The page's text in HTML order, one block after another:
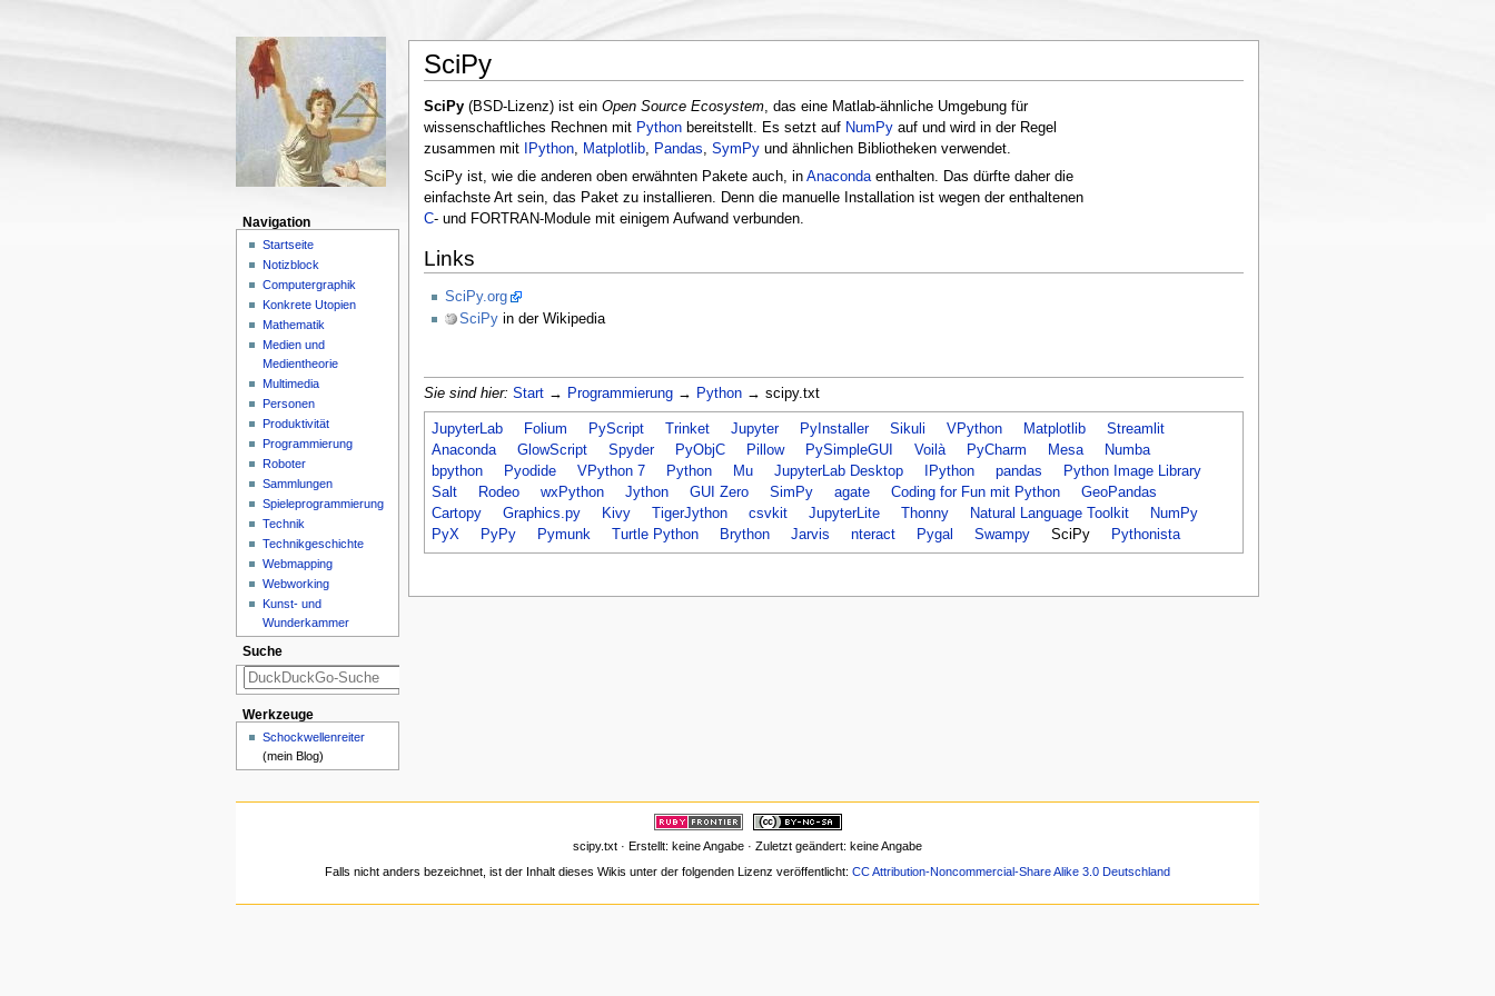
SciPy
SciPy(BSD-Lizenz) ist ein Open Source Ecosystem, das eine Matlab-ähnliche Umgebung für
wissenschaftliches Rechnen mit Pythonbereitstellt. Es setzt auf NumPyauf und wird in der Regel
zusammen mit
IPython, Matplotlib, Pandas, SymPyund ähnlichen Bibliotheken verwendet.
SciPy ist, wie die anderen oben erwähnten Pakete auch, in Anacondaenthalten. Das dürfte daher die
einfachste Art sein, das Paket zu installieren. Denn die manuelle Installation ist wegen der enthaltenen
C- und FORTRAN-Module mit einigem Aufwand verbunden.
Links
SciPy.org
SciPyin der Wikipedia
Sie sind hier: Start→ Programmierung→ Python→ scipy.txt
JupyterLab Folium PyScript Trinket Jupyter PyInstaller Sikuli VPython Matplotlib
Streamlit
Anaconda
GlowScript Spyder PyObjC Pillow PySimpleGUI Voilà PyCharm Mesa
Numba
bpython
Pyodide VPython 7 Python Mu JupyterLab Desktop IPython pandas
Python Image Library
Salt
Rodeo wxPython Jython GUI Zero SimPy agate Coding for Fun mit Python
GeoPandas
Cartopy
Graphics.py Kivy TigerJython csvkit JupyterLite Thonny Natural Language Toolkit
NumPy
PyX
PyPy Pymunk Turtle Python Brython Jarvis nteract Pygal Swampy SciPy Pythonista
Navigation
Startseite
Notizblock
Computergraphik
Konkrete Utopien
Mathematik
Medien und
Medientheorie
Multimedia
Personen
Produktivität
Programmierung
Roboter
Sammlungen
Spieleprogrammierung
Technik
Technikgeschichte
Webmapping
Webworking
Kunst- und
Wunderkammer
Suche
Werkzeuge
Schockwellenreiter
(mein Blog)
scipy.txt · Erstellt: keine Angabe · Zuletzt geändert: keine Angabe
Falls nicht anders bezeichnet, ist der Inhalt dieses Wikis unter der folgenden Lizenz veröffentlicht: CC Attribution-Noncommercial-Share Alike 3.0 Deutschland